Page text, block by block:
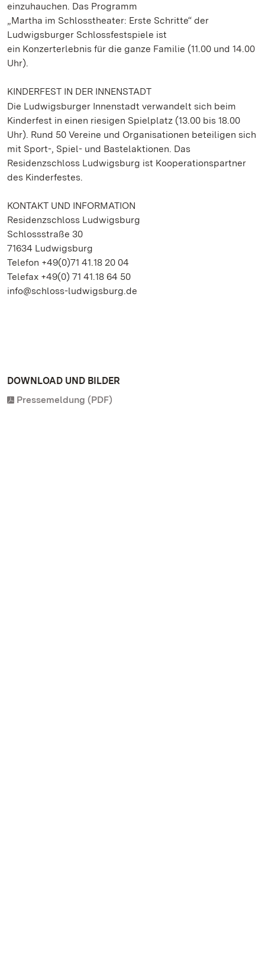
einzuhauchen. Das Programm
„Martha im Schlosstheater: Erste Schritte“ der
Ludwigsburger Schlossfestspiele ist
ein Konzerterlebnis für die ganze Familie (11.00 und 14.00
Uhr).
KINDERFEST IN DER INNENSTADT
Die Ludwigsburger Innenstadt verwandelt sich beim
Kinderfest in einen riesigen Spielplatz (13.00 bis 18.00
Uhr). Rund 50 Vereine und Organisationen beteiligen sich
mit Sport-, Spiel- und Bastelaktionen. Das
Residenzschloss Ludwigsburg ist Kooperationspartner
des Kinderfestes.
KONTAKT UND INFORMATION
Residenzschloss Ludwigsburg
Schlossstraße 30
71634 Ludwigsburg
Telefon +49(0)71 41.18 20 04
Telefax +49(0) 71 41.18 64 50
info@schloss-ludwigsburg.de
DOWNLOAD UND BILDER
Pressemeldung (PDF)